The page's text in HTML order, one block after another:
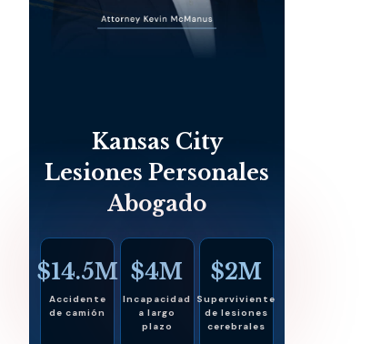
Kansas City
Lesiones Personales
Abogado
$14.5M
Accidente
de camión
$4M
Incapacidad
a largo
plazo
$2M
Superviviente
de lesiones
cerebrales